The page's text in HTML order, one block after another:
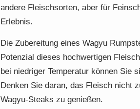
andere Fleischsorten, aber für
Erlebnis.
Die Zubereitung eines Wagyu
Potenzial dieses hochwertigen
bei niedriger Temperatur können Sie
Denken Sie daran, das Fleisch nicht
Wagyu-Steaks zu genießen.